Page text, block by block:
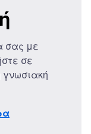
σας με
σε
γνωσιακή